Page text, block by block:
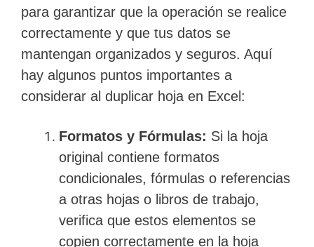
para garantizar que la operación se realice
correctamente y que tus datos se
mantengan organizados y seguros. Aquí
hay algunos puntos importantes a
considerar al duplicar hoja en Excel:
Formatos y Fórmulas: Si la hoja
original contiene formatos
condicionales, fórmulas o referencias
a otras hojas o libros de trabajo,
verifica que estos elementos se
copien correctamente en la hoja